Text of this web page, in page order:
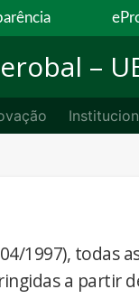
–
1997), todas
a partir